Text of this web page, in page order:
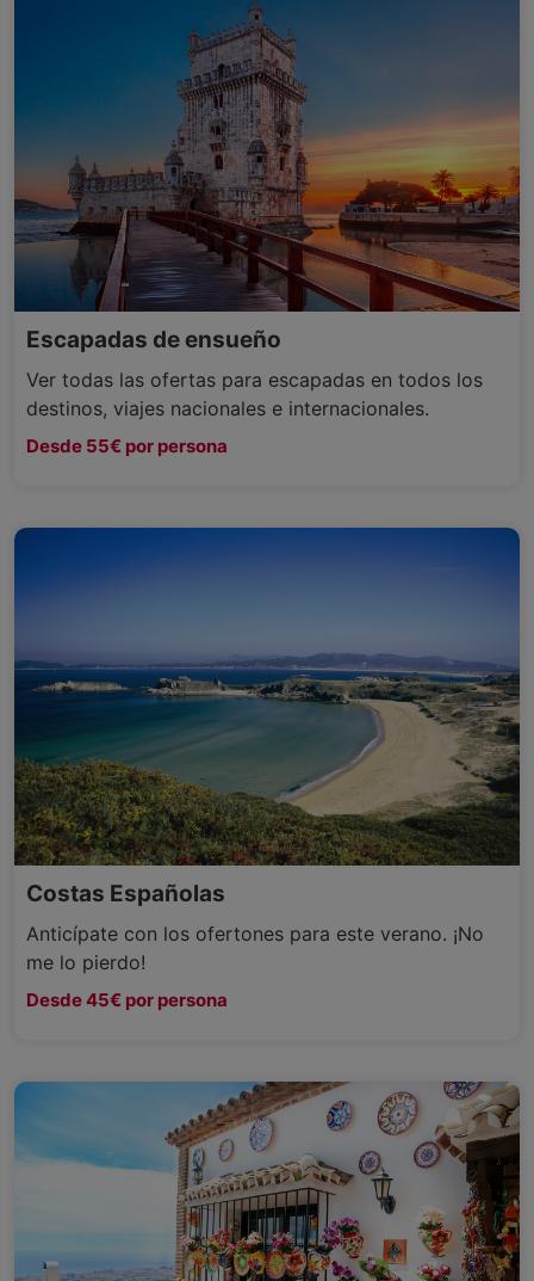
Escapadas de ensueño
Ver todas las ofertas para escapadas en todos los
destinos, viajes nacionales e internacionales.
Desde 55€ por persona
Costas Españolas
Anticípate con los ofertones para este verano. ¡No
me lo pierdo!
Desde 45€ por persona